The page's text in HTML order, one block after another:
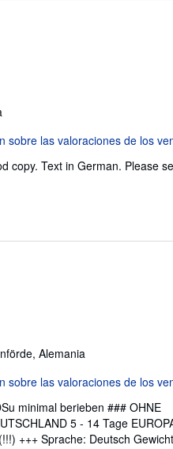
copy. Text in German. Please
Alemania
minimal berieben ### OHNE
5 - 14 Tage
+++ Sprache: Deutsch